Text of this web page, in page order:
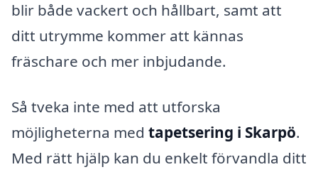
blir både vackert och hållbart, samt att
ditt utrymme kommer att kännas
fräschare och mer inbjudande.
Så tveka inte med att utforska
möjligheterna med tapetsering i Skarpö.
Med rätt hjälp kan du enkelt förvandla ditt